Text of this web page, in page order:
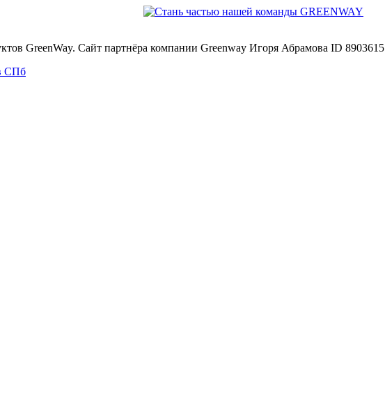
GreenWay. Сайт партнёра компании Greenway Игоря Абрамова ID 8903615